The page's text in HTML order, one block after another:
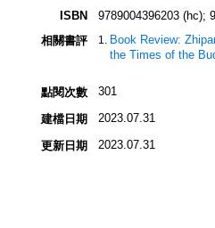
ISBN
9789004396203 (hc);
相關書評
Book Review:
the Times of the
點閱次數 301
建檔日期 2023.07.31
更新日期 2023.07.31